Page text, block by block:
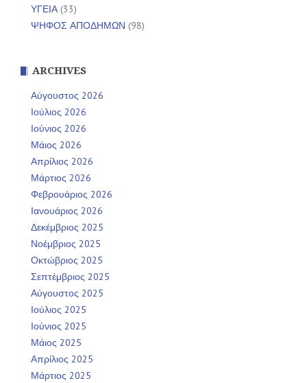
ΥΓΕΙΑ(33)
ΨΗΦΟΣ ΑΠΟΔΗΜΩΝ (98)
ARCHIVES
Αύγουστος 2026
Ιούλιος 2026
Ιούνιος 2026
Μάιος 2026
Απρίλιος 2026
Μάρτιος 2026
Φεβρουάριος 2026
Ιανουάριος 2026
Δεκέμβριος 2025
Νοέμβριος 2025
Οκτώβριος 2025
Σεπτέμβριος 2025
Αύγουστος 2025
Ιούλιος 2025
Ιούνιος 2025
Μάιος 2025
Απρίλιος 2025
Μάρτιος 2025